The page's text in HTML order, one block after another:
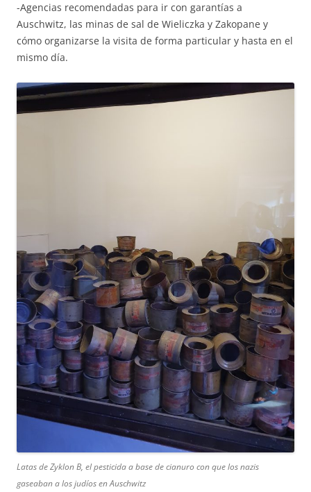
-Agencias recomendadas para ir con garantías a
Auschwitz, las minas de sal de Wieliczka y Zakopane y
cómo organizarse la visita de forma particular y hasta en el
mismo día.
Latas de Zyklon B, el pesticida a base de cianuro con que los nazis
gaseaban a los judíos en Auschwitz